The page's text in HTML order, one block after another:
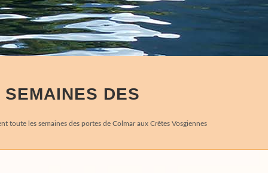
DES
toute les semaines des portes de Colmar aux Crêtes Vosgiennes